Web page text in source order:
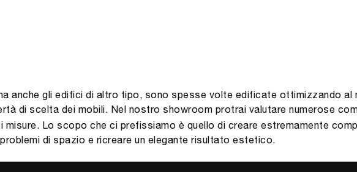
anche gli edifici di altro tipo, sono spesse volte edificate ottimizzando
di scelta dei mobili. Nel nostro showroom protrai valutare numerose
misure. Lo scopo che ci prefissiamo è quello di creare estremamente
di spazio e ricreare un elegante risultato estetico.